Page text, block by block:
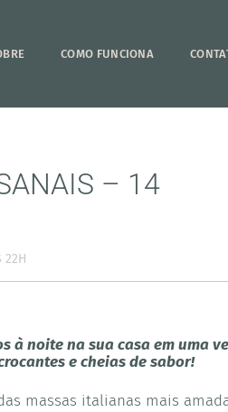
COMO FUNCIONA
– 14
22H
à noite na sua casa em uma
e cheias de sabor!
massas italianas mais